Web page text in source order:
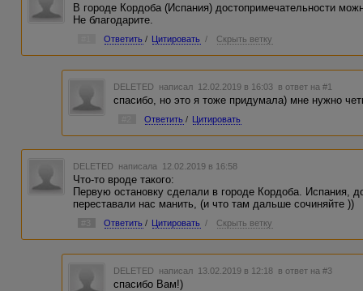
В городе Кордоба (Испания) достопримечательности
Не благодарите.
Ответить / Цитировать / Скрыть ветку
DELETED написал 12.02.2019 в 16:03 в ответ на #1
спасибо, но это я тоже придумала) мне нужно
Ответить / Цитировать
DELETED написала 12.02.2019 в 16:58
Что-то вроде такого:
Первую остановку сделали в городе Кордоба. Испания,
переставали нас манить, (и что там дальше сочиняйте ))
#3 Ответить / Цитировать / Скрыть ветку
DELETED написал 13.02.2019 в 12:18 в ответ на #3
спасибо Вам!)